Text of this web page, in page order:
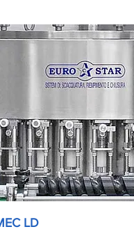
LD